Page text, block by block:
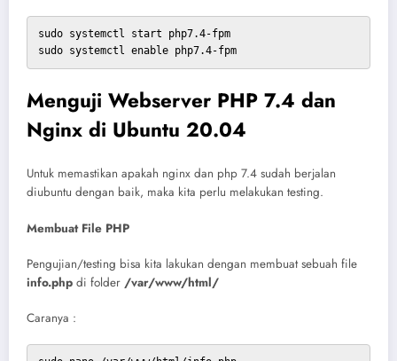
sudo systemctl start php7.4-fpm
sudo systemctl enable php7.4-fpm
Menguji Webserver PHP 7.4 dan
Nginx di Ubuntu 20.04
Untuk memastikan apakah nginx dan php 7.4 sudah berjalan
diubuntu dengan baik, maka kita perlu melakukan testing.
Membuat File PHP
Pengujian/testing bisa kita lakukan dengan membuat sebuah file
info.php di folder /var/www/html/
Caranya :